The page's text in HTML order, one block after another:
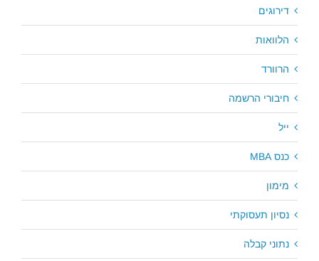
דירוגים
הלוואות
הרוורד
חיבורי הרשמה
ייל
כנס MBA
מימון
נסיון תעסוקתי
נתוני קבלה